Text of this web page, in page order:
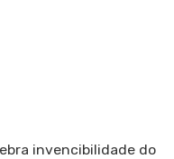
invencibilidade do